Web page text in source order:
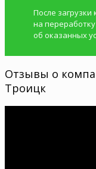
После
на
об оказанных
Отзывы о
Троицк